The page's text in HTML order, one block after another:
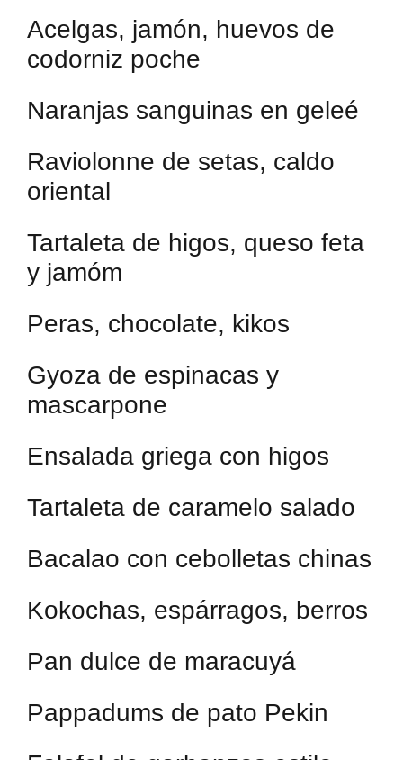
Acelgas, jamón, huevos de
codorniz poche
Naranjas sanguinas en geleé
Raviolonne de setas, caldo
oriental
Tartaleta de higos, queso feta
y jamóm
Peras, chocolate, kikos
Gyoza de espinacas y
mascarpone
Ensalada griega con higos
Tartaleta de caramelo salado
Bacalao con cebolletas chinas
Kokochas, espárragos, berros
Pan dulce de maracuyá
Pappadums de pato Pekin